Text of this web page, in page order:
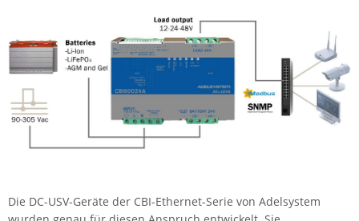
Moxa
Netio
Panorama Antennas
Raritan
Die DC-USV-Geräte der CBI-Ethernet-Serie von Adelsystem